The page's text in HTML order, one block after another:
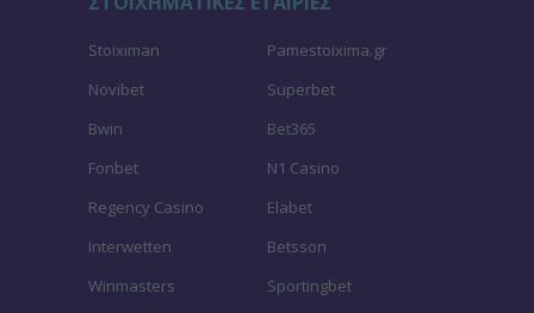
Stoiximan
Pamestoixima.gr
Novibet
Superbet
Bwin
Bet365
Fonbet
N1 Casino
Regency Casino
Elabet
Interwetten
Betsson
Winmasters
Sportingbet